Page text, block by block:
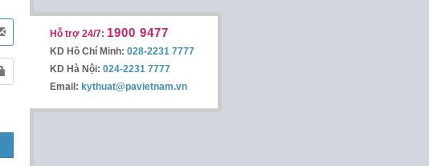
Hỗ trợ 24/7: 1900 9477
KD Hồ Chí Minh: 028-2231 7777
KD Hà Nội: 024-2231 7777
Email: kythuat@pavietnam.vn